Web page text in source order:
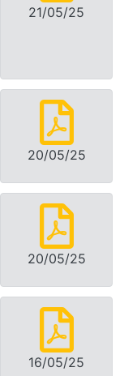
21/05/25
20/05/25
20/05/25
16/05/25